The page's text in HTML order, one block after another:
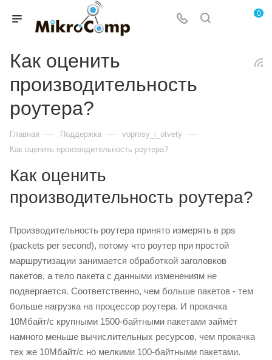
0
Как оценить
производительность
роутера?
Главная — Поддержка — voprosy_i_otvety —
Как оценить производительность роутера?
Как оценить
производительность роутера?
Производительность роутера принято измерять в pps
(packets per second), потому что роутер при простой
маршрутизации занимается обработкой заголовков
пакетов, а тело пакета с данными изменениям не
подвергается. Соответственно, чем больше пакетов - тем
больше нагрузка на процессор роутера. И прокачка
10Мбайт/с крупными 1500-байтными пакетами займёт
намного меньше вычислительных ресурсов, чем прокачка
тех же 10Мбайт/с но мелкими 100-байтными пакетами.